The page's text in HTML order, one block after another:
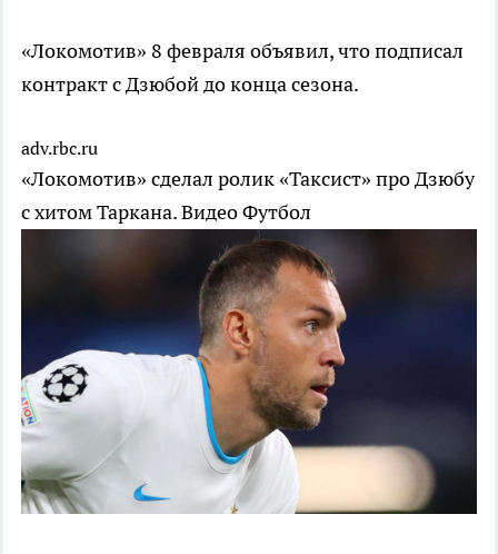
«Локомотив» 8 февраля объявил, что подписал
контракт с Дзюбой до конца сезона.
adv.rbc.ru
«Локомотив» сделал ролик «Таксист» про Дзюбу
c хитом Таркана. ВидеоФутбол